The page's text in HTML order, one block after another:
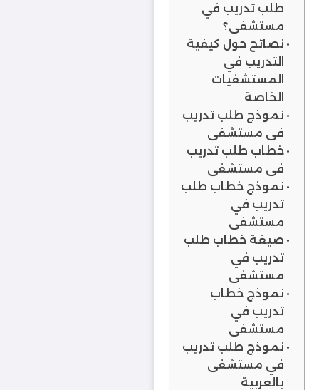
طلب تدريب في
مستشفى؟
نصائح حول كيفية
التدريب في
المستشفيات
الخاصة
نموذج طلب تدريب
في مستشفى
خطاب طلب تدريب
في مستشفى
نموذج خطاب طلب
تدريب في
مستشفى
صيغة خطاب طلب
تدريب في
مستشفى
نموذج خطاب
تدريب في
مستشفى
نموذج طلب تدريب
في مستشفى
بالعربية